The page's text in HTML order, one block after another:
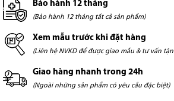
Bảo hành 12 tháng
(Bảo hành 12 tháng tất cả sản phẩm)
Xem mẫu trước khi đặt hàng
(Liên hệ NVKD để được giao mẫu & tư vấn
Giao hàng nhanh trong 24h
(Ngoài những sản phẩm có yêu cầu đặc biệt)